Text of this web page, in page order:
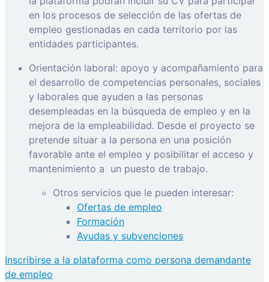
en los procesos de selección de las ofertas de
empleo gestionadas en cada territorio por las
entidades participantes.
Orientación laboral: apoyo y acompañamiento para
el desarrollo de competencias personales, sociales
y laborales que ayuden a las personas
desempleadas en la búsqueda de empleo y en la
mejora de la empleabilidad. Desde el proyecto se
pretende situar a la persona en una posición
favorable ante el empleo y posibilitar el acceso y
mantenimiento a un puesto de trabajo.
Otros servicios que le pueden interesar:
Ofertas de empleo
Formación
Ayudas y subvenciones
Inscribirse a la plataforma como persona demandante
de empleo